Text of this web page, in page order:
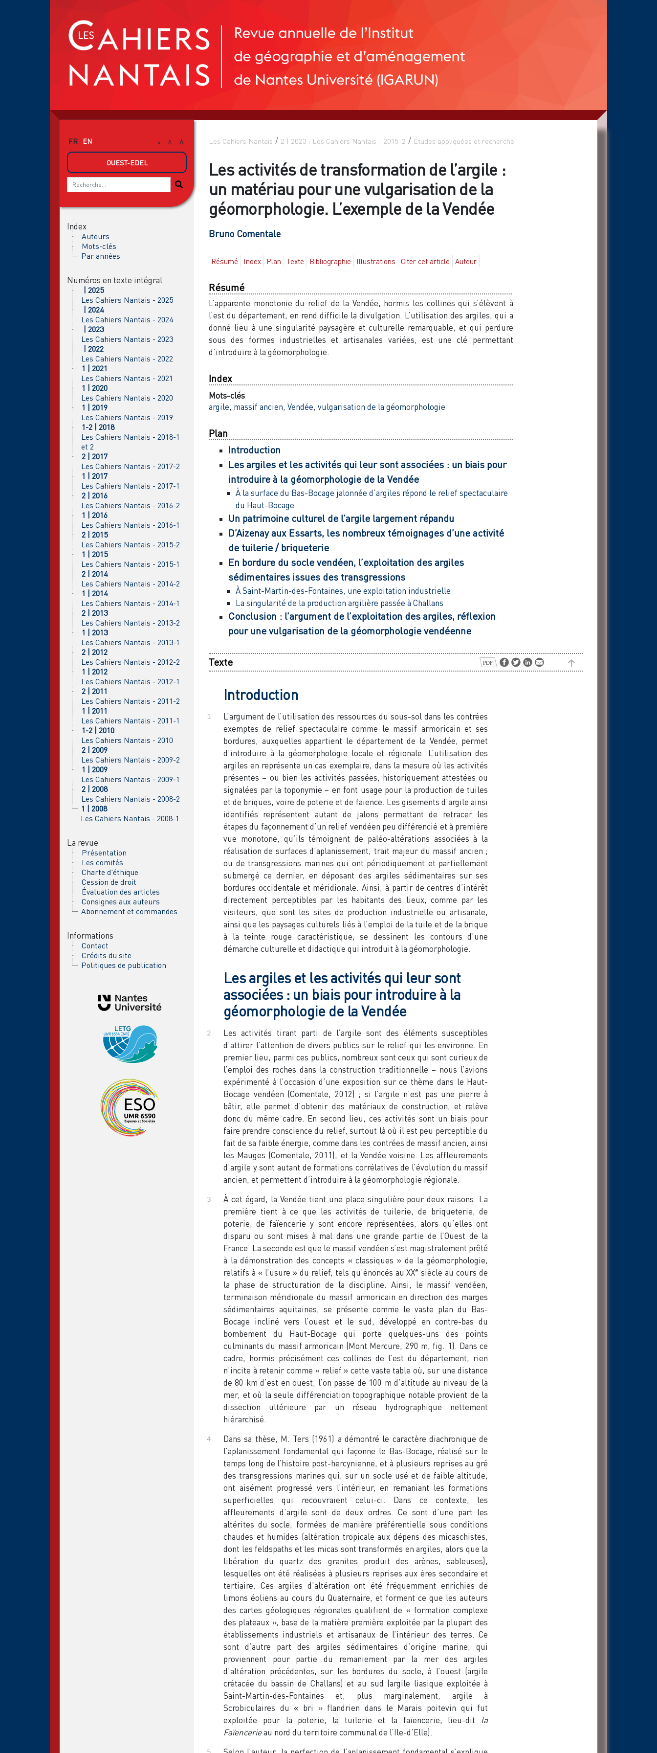
FR EN A A A
OUEST-EDEL
Index
Auteurs
Mots-clés
Par années
Numéros en texte intégral
| 2025
Les Cahiers Nantais - 2025
| 2024
Les Cahiers Nantais - 2024
| 2023
Les Cahiers Nantais - 2023
| 2022
Les Cahiers Nantais - 2022
1 | 2021
Les Cahiers Nantais - 2021
1 | 2020
Les Cahiers Nantais - 2020
1 | 2019
Les Cahiers Nantais - 2019
1-2 | 2018
Les Cahiers Nantais - 2018-1
et 2
2 | 2017
Les Cahiers Nantais - 2017-2
1 | 2017
Les Cahiers Nantais - 2017-1
2 | 2016
Les Cahiers Nantais - 2016-2
1 | 2016
Les Cahiers Nantais - 2016-1
2 | 2015
Les Cahiers Nantais - 2015-2
1 | 2015
Les Cahiers Nantais - 2015-1
2 | 2014
Les Cahiers Nantais - 2014-2
1 | 2014
Les Cahiers Nantais - 2014-1
2 | 2013
Les Cahiers Nantais - 2013-2
1 | 2013
Les Cahiers Nantais - 2013-1
2 | 2012
Les Cahiers Nantais - 2012-2
1 | 2012
Les Cahiers Nantais - 2012-1
2 | 2011
Les Cahiers Nantais - 2011-2
1 | 2011
Les Cahiers Nantais - 2011-1
1-2 | 2010
Les Cahiers Nantais - 2010
2 | 2009
Les Cahiers Nantais - 2009-2
1 | 2009
Les Cahiers Nantais - 2009-1
2 | 2008
Les Cahiers Nantais - 2008-2
1 | 2008
Les Cahiers Nantais - 2008-1
La revue
Présentation
Les comités
Charte d'éthique
Cession de droit
Évaluation des articles
Consignes aux auteurs
Abonnement et commandes
Informations
Contact
Crédits du site
Politiques de publication
Les Cahiers Nantais 2 | 2023 : Les Cahiers Nantais - 2015-2 Études appliquées et recherche
Les activités de transformation de l’argile :
un matériau pour une vulgarisation de la
géomorphologie. L’exemple de la Vendée
Bruno Comentale
Résumé Index Plan Texte Bibliographie Illustrations Citer cet article Auteur
Résumé
L’apparente monotonie du relief de la Vendée, hormis les collines qui s’élèvent à
l’est du département, en rend difficile la divulgation. L’utilisation des argiles, qui a
donné lieu à une singularité paysagère et culturelle remarquable, et qui perdure
sous des formes industrielles et artisanales variées, est une clé permettant
d’introduire à la géomorphologie.
Index
Mots-clés
argile, massif ancien, Vendée, vulgarisation de la géomorphologie
Plan
Introduction
Les argiles et les activités qui leur sont associées : un biais pour
introduire à la géomorphologie de la Vendée
À la surface du Bas-Bocage jalonnée d’argiles répond le relief spectaculaire
du Haut-Bocage
Un patrimoine culturel de l’argile largement répandu
D’Aizenay aux Essarts, les nombreux témoignages d’une activité
de tuilerie / briqueterie
En bordure du socle vendéen, l’exploitation des argiles
sédimentaires issues des transgressions
À Saint-Martin-des-Fontaines, une exploitation industrielle
La singularité de la production argilière passée à Challans
Conclusion : l’argument de l’exploitation des argiles, réflexion
pour une vulgarisation de la géomorphologie vendéenne
Texte
Introduction
L’argument de l’utilisation des ressources du sous-sol dans les contrées
exemptes de relief spectaculaire comme le massif armoricain et ses
bordures, auxquelles appartient le département de la Vendée, permet
d’introduire à la géomorphologie locale et régionale. L’utilisation des
argiles en représente un cas exemplaire, dans la mesure où les activités
présentes – ou bien les activités passées, historiquement attestées ou
signalées par la toponymie – en font usage pour la production de tuiles
et de briques, voire de poterie et de faïence. Les gisements d’argile ainsi
identifiés représentent autant de jalons permettant de retracer les
étapes du façonnement d’un relief vendéen peu différencié et à première
vue monotone, qu’ils témoignent de paléo-altérations associées à la
réalisation de surfaces d’aplanissement, trait majeur du massif ancien ;
ou de transgressions marines qui ont périodiquement et partiellement
submergé ce dernier, en déposant des argiles sédimentaires sur ses
bordures occidentale et méridionale. Ainsi, à partir de centres d’intérêt
directement perceptibles par les habitants des lieux, comme par les
visiteurs, que sont les sites de production industrielle ou artisanale,
ainsi que les paysages culturels liés à l’emploi de la tuile et de la brique
à la teinte rouge caractéristique, se dessinent les contours d’une
démarche culturelle et didactique qui introduit à la géomorphologie.
Les argiles et les activités qui leur sont
associées : un biais pour introduire à la
géomorphologie de la Vendée
Les activités tirant parti de l’argile sont des éléments susceptibles
d’attirer l’attention de divers publics sur le relief qui les environne. En
premier lieu, parmi ces publics, nombreux sont ceux qui sont curieux de
l’emploi des roches dans la construction traditionnelle – nous l’avions
expérimenté à l’occasion d’une exposition sur ce thème dans le Haut-
Bocage vendéen (Comentale, 2012) ; si l’argile n’est pas une pierre à
bâtir, elle permet d’obtenir des matériaux de construction, et relève
donc du même cadre. En second lieu, ces activités sont un biais pour
faire prendre conscience du relief, surtout là où il est peu perceptible du
fait de sa faible énergie, comme dans les contrées de massif ancien, ainsi
les Mauges (Comentale, 2011), et la Vendée voisine. Les affleurements
d’argile y sont autant de formations corrélatives de l’évolution du massif
ancien, et permettent d’introduire à la géomorphologie régionale.
À cet égard, la Vendée tient une place singulière pour deux raisons. La
première tient à ce que les activités de tuilerie, de briqueterie, de
poterie, de faïencerie y sont encore représentées, alors qu’elles ont
disparu ou sont mises à mal dans une grande partie de l’Ouest de la
France. La seconde est que le massif vendéen s’est magistralement prêté
à la démonstration des concepts « classiques » de la géomorphologie,
relatifs à « l’usure » du relief, tels qu’énoncés au XXe siècle au cours de
la phase de structuration de la discipline. Ainsi, le massif vendéen,
terminaison méridionale du massif armoricain en direction des marges
sédimentaires aquitaines, se présente comme le vaste plan du Bas-
Bocage incliné vers l’ouest et le sud, développé en contre-bas du
bombement du Haut-Bocage qui porte quelques-uns des points
culminants du massif armoricain (Mont Mercure, 290 m, fig. 1). Dans ce
cadre, hormis précisément ces collines de l’est du département, rien
n’incite à retenir comme « relief » cette vaste table où, sur une distance
de 80 km d’est en ouest, l’on passe de 100 m d’altitude au niveau de la
mer, et où la seule différenciation topographique notable provient de la
dissection ultérieure par un réseau hydrographique nettement
hiérarchisé.
Dans sa thèse, M. Ters (1961) a démontré le caractère diachronique de
l’aplanissement fondamental qui façonne le Bas-Bocage, réalisé sur le
temps long de l’histoire post-hercynienne, et à plusieurs reprises au gré
des transgressions marines qui, sur un socle usé et de faible altitude,
ont aisément progressé vers l’intérieur, en remaniant les formations
superficielles qui recouvraient celui-ci. Dans ce contexte, les
affleurements d’argile sont de deux ordres. Ce sont d’une part les
altérites du socle, formées de manière préférentielle sous conditions
chaudes et humides (altération tropicale aux dépens des micaschistes,
dont les feldspaths et les micas sont transformés en argiles, alors que la
libération du quartz des granites produit des arènes, sableuses),
lesquelles ont été réalisées à plusieurs reprises aux ères secondaire et
tertiaire. Ces argiles d’altération ont été fréquemment enrichies de
limons éoliens au cours du Quaternaire, et forment ce que les auteurs
des cartes géologiques régionales qualifient de « formation complexe
des plateaux », base de la matière première exploitée par la plupart des
établissements industriels et artisanaux de l’intérieur des terres. Ce
sont d’autre part des argiles sédimentaires d’origine marine, qui
proviennent pour partie du remaniement par la mer des argiles
d’altération précédentes, sur les bordures du socle, à l’ouest (argile
crétacée du bassin de Challans) et au sud (argile liasique exploitée à
Saint-Martin-des-Fontaines et, plus marginalement, argile à
Scrobiculaires du « bri » flandrien dans le Marais poitevin qui fut
exploitée pour la poterie, la tuilerie et la faïencerie, lieu-dit la
Faïencerieau nord du territoire communal de l’Ile-d’Elle).